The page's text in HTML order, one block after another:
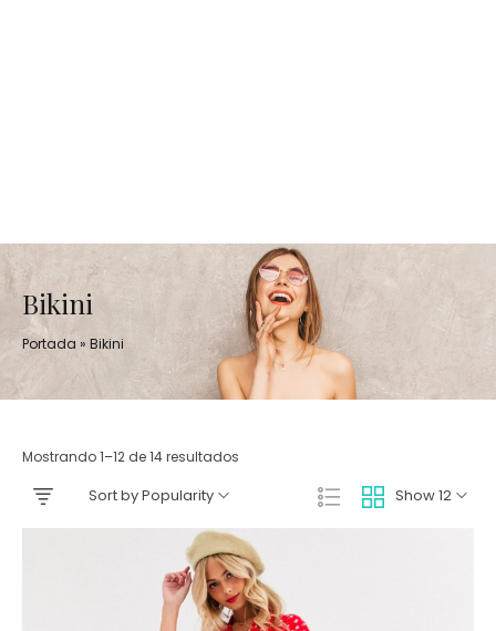
Bikini
Portada » Bikini
Mostrando 1–12 de 14 resultados
Show 12
Sort by Popularity